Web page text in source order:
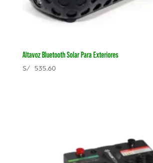
Altavoz Bluetooth Solar Para Exteriores
S/535.60